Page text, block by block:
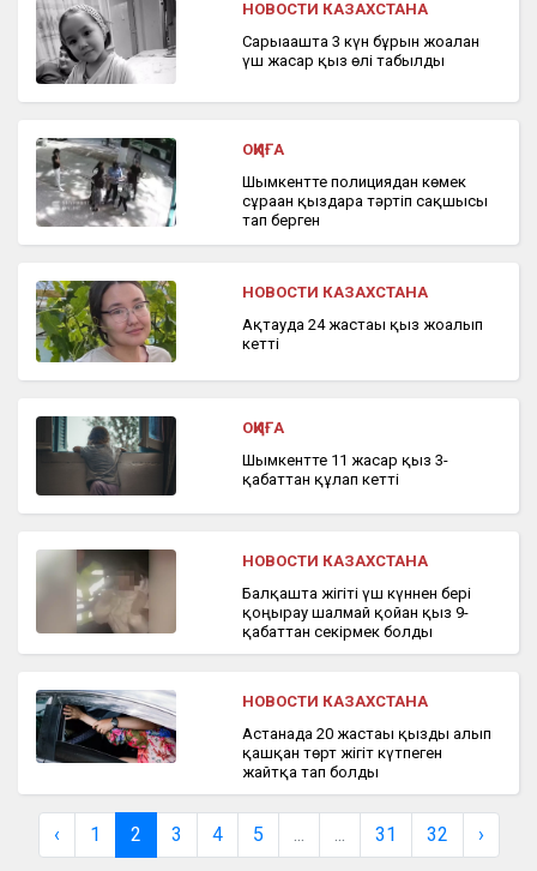
НОВОСТИ КАЗАХСТАНА
Сарыағашта 3 күн бұрын жоғалған
үш жасар қыз өлі табылды
ОҚИҒА
Шымкентте полициядан көмек
сұраған қыздарға тәртіп сақшысы
тап берген
НОВОСТИ КАЗАХСТАНА
Ақтауда 24 жастағы қыз жоғалып
кетті
ОҚИҒА
Шымкентте 11 жасар қыз 3-
қабаттан құлап кетті
НОВОСТИ КАЗАХСТАНА
Балқашта жігіті үш күннен бері
қоңырау шалмай қойған қыз 9-
қабаттан секірмек болды
НОВОСТИ КАЗАХСТАНА
Астанада 20 жастағы қызды алып
қашқан төрт жігіт күтпеген
жайтқа тап болды
‹ 1 2 3 4 5 31 32 ›